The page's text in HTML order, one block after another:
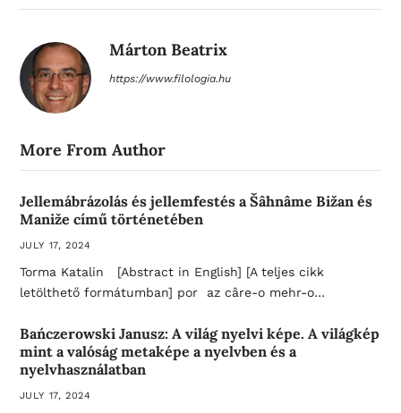
Márton Beatrix
https://www.filologia.hu
More From Author
Jellemábrázolás és jellemfestés a Šâhnâme Bižan és
Maniže című történetében
JULY 17, 2024
Torma Katalin [Abstract in English] [A teljes cikk
letölthető formátumban] por az câre-o mehr-o…
Bańczerowski Janusz: A világ nyelvi képe. A világkép
mint a valóság metaképe a nyelvben és a
nyelvhasználatban
JULY 17, 2024